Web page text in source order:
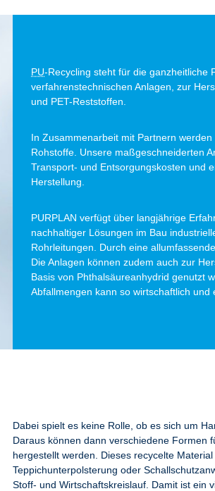
PU-Recycling steht für die ganzheitliche
verfahrenstechnischen Anlagen, zur
und PET-Reststoffen.
In Zusammenarbeit mit Partnern
Rohstoffe. Unsere maßgeschneiderten
Transport- und Entsorgungskosten und
Herstellung.
PURPLAN verfügt über langjährige
nachhaltiger Lösungen im Bau
Rohrleitungen. Durch eine
Die Anlagen können zudem auch zur
Basis von Phthalsäureanhydrid genutzt
Abfallmengen kann so wirtschaftlich und
Dabei spielt es keine Rolle, ob es sich um
Daraus können dann verschiedene Formen
hergestellt werden. Dieses recycelte
Teppichunterpolsterung oder
Stoff- und Wirtschaftskreislauf. Damit ist ein